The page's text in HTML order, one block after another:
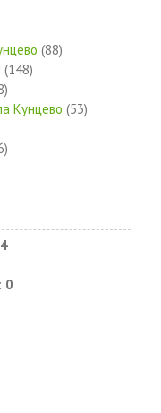
(88)
(148)
Кунцево (53)
4
0